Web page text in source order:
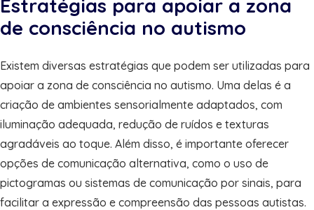
Estratégias para apoiar a zona
de consciência no autismo
Existem diversas estratégias que podem ser utilizadas para
apoiar a zona de consciência no autismo. Uma delas é a
criação de ambientes sensorialmente adaptados, com
iluminação adequada, redução de ruídos e texturas
agradáveis ao toque. Além disso, é importante oferecer
opções de comunicação alternativa, como o uso de
pictogramas ou sistemas de comunicação por sinais, para
facilitar a expressão e compreensão das pessoas autistas.